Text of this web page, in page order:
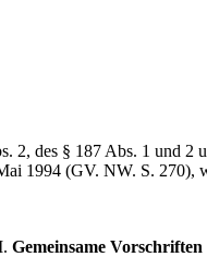
2, des § 187 Abs. 1 und 2
1994 (GV. NW. S. 270),
Gemeinsame Vorschriften